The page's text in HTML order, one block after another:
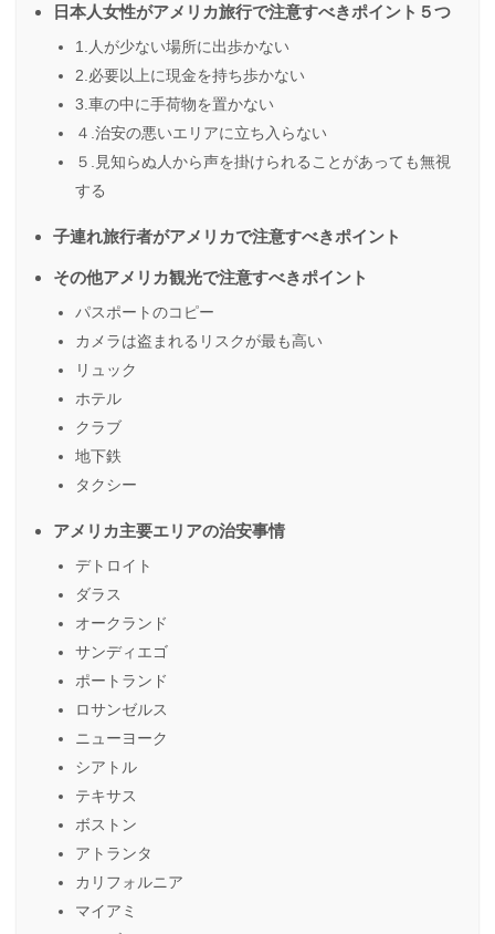
日本人女性がアメリカ旅行で注意すべきポイント５つ
1.人が少ない場所に出歩かない
2.必要以上に現金を持ち歩かない
3.車の中に手荷物を置かない
４.治安の悪いエリアに立ち入らない
５.見知らぬ人から声を掛けられることがあっても無視
する
子連れ旅行者がアメリカで注意すべきポイント
その他アメリカ観光で注意すべきポイント
パスポートのコピー
カメラは盗まれるリスクが最も高い
リュック
ホテル
クラブ
地下鉄
タクシー
アメリカ主要エリアの治安事情
デトロイト
ダラス
オークランド
サンディエゴ
ポートランド
ロサンゼルス
ニューヨーク
シアトル
テキサス
ボストン
アトランタ
カリフォルニア
マイアミ